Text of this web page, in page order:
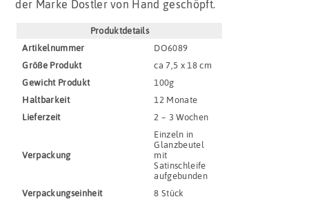
der Marke Dostler von Hand geschöpft.
Produktdetails
Artikel­nummer
DO6089
Größe Produkt
ca 7,5 x 18 cm
Gewicht Produkt
100g
Haltbar­keit
12 Monate
Lieferzeit
2 – 3 Wochen
Verpackung
Einzeln in
Glanzbeutel
mit
Satinschleife
aufgebunden
Verpackungs­einheit
8 Stück